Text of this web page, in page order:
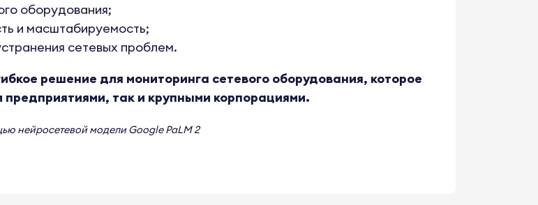
оборудования;
и масштабируемость;
сетевых проблем.
решение для мониторинга сетевого оборудования, которое
предприятиями, так и крупными корпорациями.
нейросетевой моделиGoogle PaLM 2